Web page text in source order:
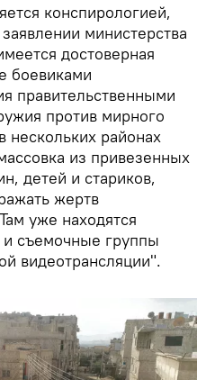
конспирологией,
министерства
достоверная
боевиками
правительственными
против мирного
нескольких районах
из привезенных
детей и стариков,
жертв
уже находятся
съемочные группы
видеотрансляции".